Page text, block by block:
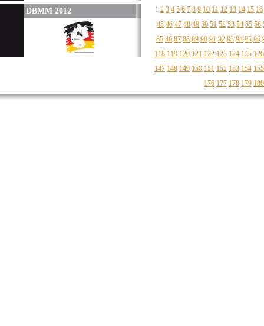
DBMM 2012 12 3 4 5 6 7 8 9 10 11 12 13 14 15 16
45 46 47 48 49 50 51 52 53 54 55 56
85 86 87 88 89 90 91 92 93 94 95 96
118 119 120 121 122 123 124 125 126
147 148 149 150 151 152 153 154 155
176 177 178 179 180